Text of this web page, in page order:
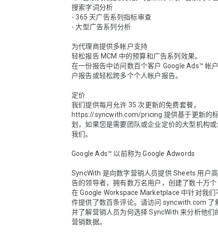
搜索字词分析
- 365 天广告系列指标审查
- 大型广告系列分析
为代理商提供多帐户支持
轻松报告 MCM 中的预算和广告系列效果。
在一份报告中访问数百个客户 Google Ads™ 帐
户报告或轻松跨多个个人帐户报告。
定价
我们提供每月允许 35 次更新的免费套餐，
https://syncwith.com/pricing 提供基于更新的
划，如果您是需要团队或企业定价的大型机构
我们。
Google Ads™ 以前称为 Google Adwords
SyncWith 是向数字营销人员提供 Sheets 用户
告的领导者，拥有数万名用户，创建了数十万
在 Google Workspace Marketplace 中针对我们
件提供了数百条评论。请访问 syncwith.com 了
并了解营销人员为何选择 SyncWith 来分析他们
营销数据。